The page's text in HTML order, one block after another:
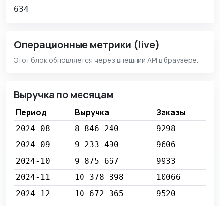
634
Операционные метрики (live)
Этот блок обновляется через внешний API в браузере.
Выручка по месяцам
Период Выручка Заказы
2024-08 8 846 240
9298
2024-09
9 233 490
9606
2024-10
9 875 667
9933
2024-11
10 378 898
10066
2024-12
10 672 365
9520